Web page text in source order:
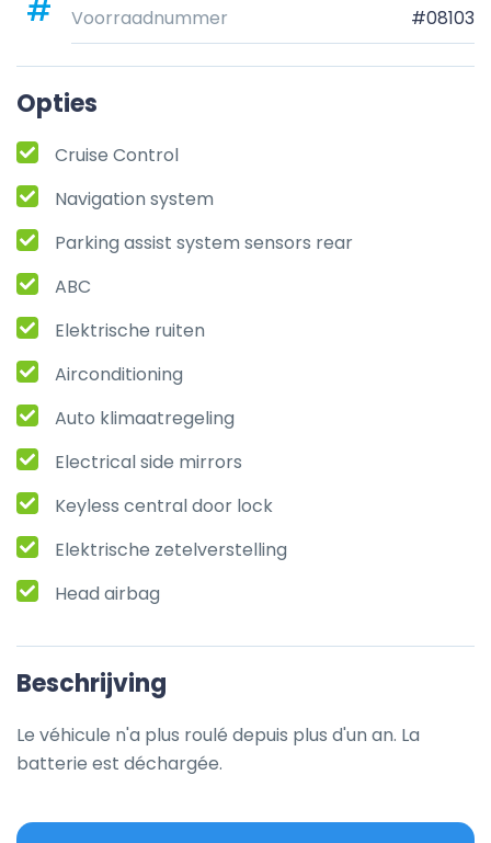
Voorraadnummer
#08103
Opties
Cruise Control
Navigation system
Parking assist system sensors rear
ABC
Elektrische ruiten
Airconditioning
Auto klimaatregeling
Electrical side mirrors
Keyless central door lock
Elektrische zetelverstelling
Head airbag
Beschrijving
Le véhicule n'a plus roulé depuis plus d'un an. La
batterie est déchargée.